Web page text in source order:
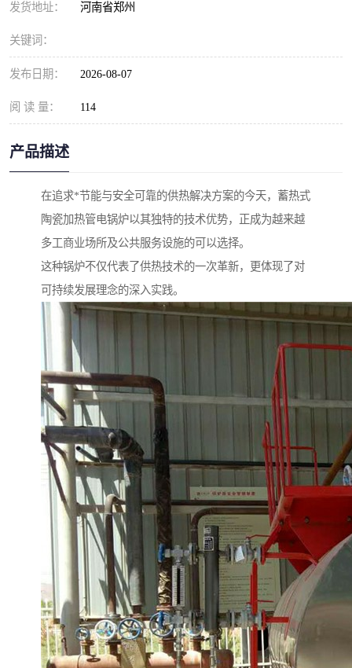
发货地址： 河南省郑州
关键词：
发布日期： 2026-08-07
阅 读 量： 114
产品描述
在追求*节能与安全可靠的供热解决方案的今天，蓄热式
陶瓷加热管电锅炉以其独特的技术优势，正成为越来越
多工商业场所及公共服务设施的可以选择。
这种锅炉不仅代表了供热技术的一次革新，更体现了对
可持续发展理念的深入实践。